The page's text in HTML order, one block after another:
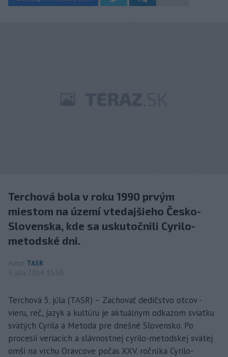
Terchová bola v roku 1990 prvým
miestom na území vtedajšieho Česko-
Slovenska, kde sa uskutočnili Cyrilo-
metodské dni.
Autor TASR
5. júla 2014 15:50
Terchová 5. júla (TASR) – Zachovať dedičstvo otcov -
vieru, reč, jazyk a kultúru je aktuálnym odkazom sviatku
svätých Cyrila a Metoda pre dnešné Slovensko. Po
procesii veriacich a slávnostnej cyrilo-metodskej svätej
omši na vrchu Oravcove počas XXV. ročníka Cyrilo-